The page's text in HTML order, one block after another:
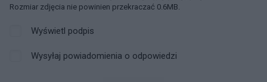
Rozmiar zdjęcia nie powinien przekraczać 0.6MB.
Wyświetl podpis
Wysyłaj powiadomienia o odpowiedzi